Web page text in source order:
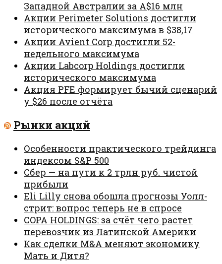
Западной Австралии за A$16 млн
Акции Perimeter Solutions достигли
исторического максимума в $38,17
Акции Avient Corp достигли 52-
недельного максимума
Акции Labcorp Holdings достигли
исторического максимума
Акция PFE формирует бычий сценарий
у $26 после отчёта
Рынки акций
Особенности практического трейдинга
индексом S&P 500
Сбер — на пути к 2 трлн руб. чистой
прибыли
Eli Lilly снова обошла прогнозы Уолл-
стрит: вопрос теперь не в спросе
COPA HOLDINGS: за счёт чего растет
перевозчик из Латинской Америки
Как сделки M&A меняют экономику
Мать и Дитя?